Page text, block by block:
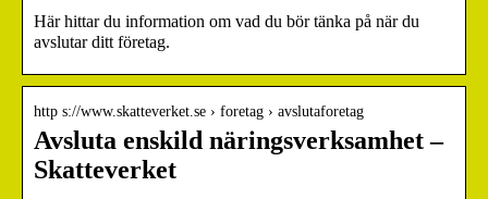
Här hittar du information om vad du bör tänka på när du
avslutar ditt företag.
http s://www.skatteverket.se › foretag › avslutaforetag
Avsluta enskild näringsverksamhet –
Skatteverket